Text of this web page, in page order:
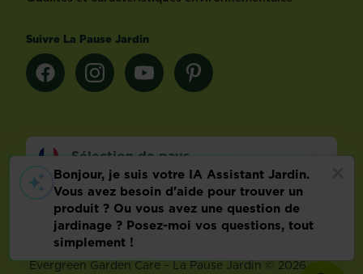
Suivre La Pause Jardin
Sélection de pays
Footer
Mentions légalesFAQ
Politique relative aux données personnelles
Préférences de cookies
Evergreen Garden Care – La Pause Jardin © 2026 –